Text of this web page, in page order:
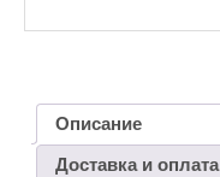
Описание
Доставка и оплата